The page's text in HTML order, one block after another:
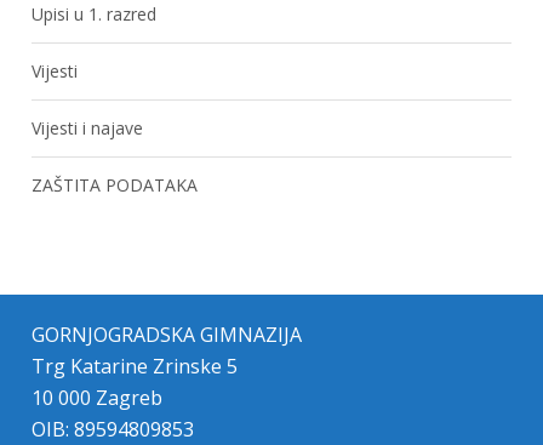
Upisi u 1. razred
Vijesti
Vijesti i najave
ZAŠTITA PODATAKA
GORNJOGRADSKA GIMNAZIJA
Trg Katarine Zrinske 5
10 000 Zagreb
OIB: 89594809853